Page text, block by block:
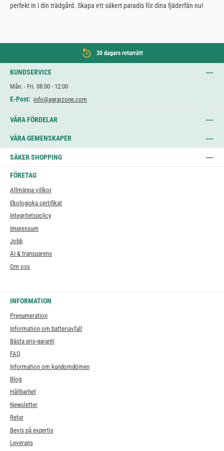
perfekt in i din trädgård. Skapa ett säkert paradis för dina fjäderfän nu!
30 dagars returrätt
KUNDSERVICE
Mån. - Fri. 08:00 - 12:00
E-Post: info@agrarzone.com
VÅRA FÖRDELAR
VÅRA GEMENSKAPER
SÄKER SHOPPING
FÖRETAG
Allmänna villkor
Ekologiska certifikat
Integritetspolicy
Impressum
Jobb
AI & transparens
Om oss
INFORMATION
Prenumeration
Information om batteriavfall
Bästa pris-garanti
FAQ
Information om kundomdömen
Blog
Hållbarhet
Newsletter
Retur
Bevis på expertis
Leverans